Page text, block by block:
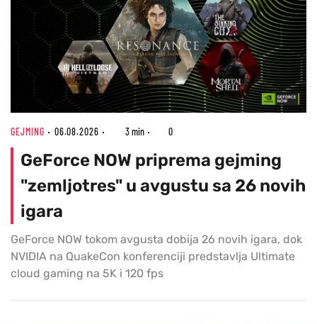
GEJMING 06.08.2026 3 min 0
GeForce NOW priprema gejming
"zemljotres" u avgustu sa 26 novih
igara
GeForce NOW tokom avgusta dobija 26 novih igara, dok
NVIDIA na QuakeCon konferenciji predstavlja Ultimate
cloud gaming na 5K i 120 fps